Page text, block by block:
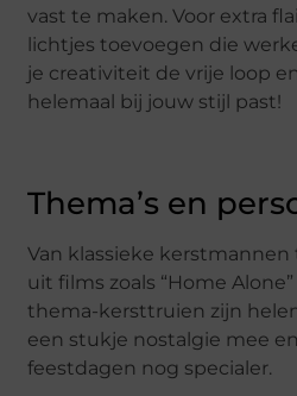
vast te maken. Voor extra
lichtjes toevoegen die
je creativiteit de vrije loop
helemaal bij jouw stijl past!
Thema’s en
Van klassieke
uit films zoals “Home Alone”
thema-kersttruien zijn
een stukje nostalgie mee
feestdagen nog specialer.